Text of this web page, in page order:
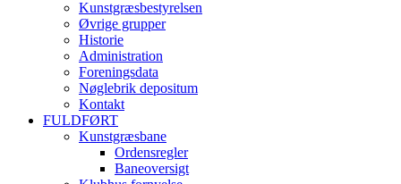
Kunstgræsbestyrelsen
Øvrige grupper
Historie
Administration
Foreningsdata
Nøglebrik depositum
Kontakt
FULDFØRT
Kunstgræsbane
Ordensregler
Baneoversigt